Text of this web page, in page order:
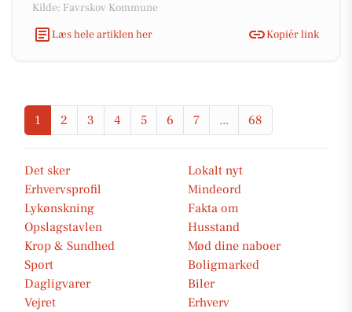
Kilde: Favrskov Kommune
Læs hele artiklen her
Kopiér link
1 2 3 4 5 6 7 ... 68
Det sker
Lokalt nyt
Erhvervsprofil
Mindeord
Lykønskning
Fakta om
Opslagstavlen
Husstand
Krop & Sundhed
Mød dine naboer
Sport
Boligmarked
Dagligvarer
Biler
Vejret
Erhverv